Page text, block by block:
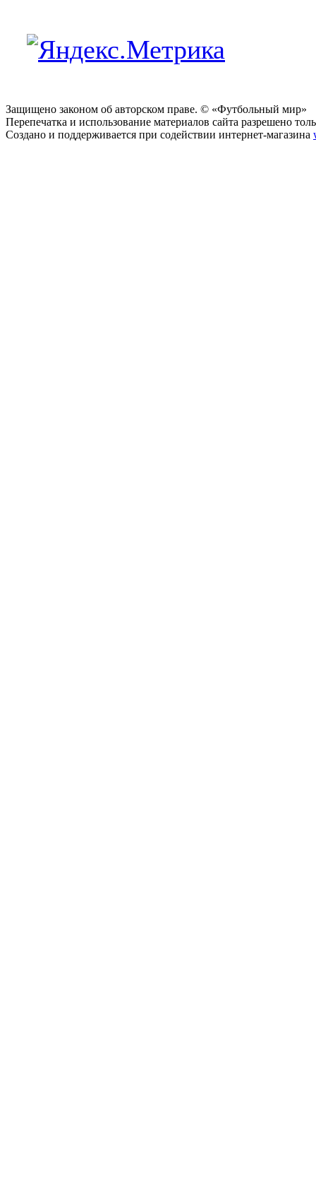
Защищено законом об авторском праве. © «Футбольный мир»
Перепечатка и использование материалов сайта разрешено
Создано и поддерживается при содействии интернет-магазина